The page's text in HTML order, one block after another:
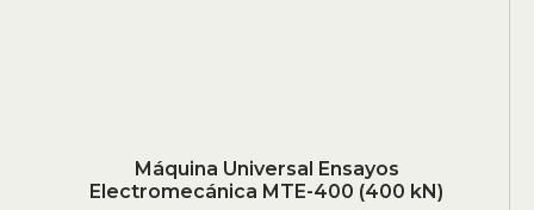
Máquina Universal Ensayos
Electromecánica MTE-400 (400 kN)